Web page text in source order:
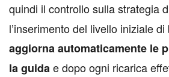
quindi il controllo sulla strategia
l’inserimento del livello iniziale
aggiorna automaticamente le
la guidae dopo ogni ricarica